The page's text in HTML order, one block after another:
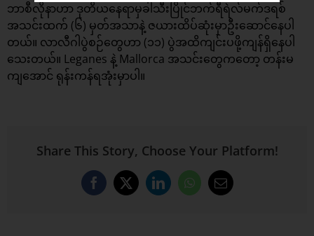
ဘာစီလိုနာဟာ ဒုတိယနေရာမှခါသီးပြိုင်ဘက်ရီရဲလ်မက်ဒရစ်
အသင်းထက် (၆) မှတ်အသာနဲ့ ဇယားထိပ်ဆုံးမှာဦးဆောင်နေပါ
တယ်။ လာလီဂါပွဲစဉ်တွေဟာ (၁၁) ပွဲအထိကျင်းပဖို့ကျန်ရှိနေပါ
သေးတယ်။ Leganes နဲ့ Mallorca အသင်းတွေကတော့ တန်းမ
ကျအောင် ရုန်းကန်ရအုံးမှာပါ။
Share This Story, Choose Your Platform!
Facebook
X LinkedInWhatsApp
Email